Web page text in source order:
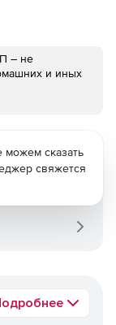
– не
и иных
можем сказать
свяжется